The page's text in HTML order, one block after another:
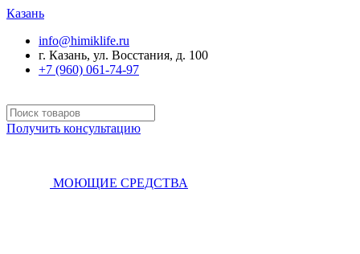
Казань
info@himiklife.ru
г. Казань, ул. Восстания, д. 100
+7 (960) 061-74-97
Получить консультацию
МОЮЩИЕ СРЕДСТВА